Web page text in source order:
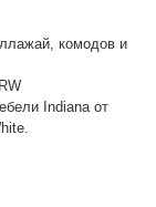
комодов и
Indiana от